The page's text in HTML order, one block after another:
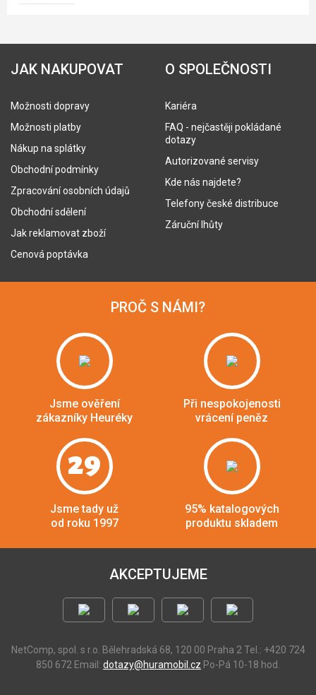
JAK NAKUPOVAT
Možnosti dopravy
Možnosti platby
Nákup na splátky
Obchodní podmínky
Zpracování osobních údajů
Obchodní sdělení
Jak reklamovat zboží
Cenová poptávka
O SPOLEČNOSTI
Kariéra
FAQ - nejčastěji pokládané
dotazy
Autorizované servisy
Kde nás najdete?
Telefony české distribuce
Záruční lhůty
PROČ S NÁMI?
Jsme ověření
zákazníky Heuréky
Při nespokojenosti
vrácení peněz
29
Jsme tady už
od roku 1997
95% katalogových
produktu skladem
AKCEPTUJEME
NetComp, spol. s r.o. Bělehradská 68, 120 00 Praha 2 Tel.: +420 724
850 672 Email: dotazy@huramobil.cz Po-Pá 10-18 hod.